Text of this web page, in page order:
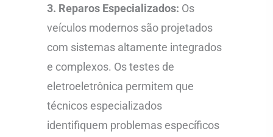
3. Reparos Especializados: Os
veículos modernos são projetados
com sistemas altamente integrados
e complexos. Os testes de
eletroeletrônica permitem que
técnicos especializados
identifiquem problemas específicos